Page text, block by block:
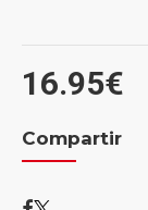
16.95€
Compartir